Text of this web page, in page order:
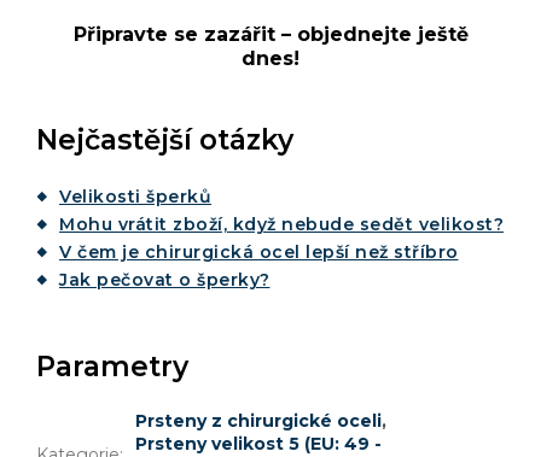
Připravte se zazářit – objednejte ještě
dnes!
Nejčastější otázky
Velikosti šperků
Mohu vrátit zboží, když nebude sedět velikost?
V čem je chirurgická ocel lepší než stříbro
Jak pečovat o šperky?
Parametry
Prsteny z chirurgické oceli,
Prsteny velikost 5 (EU: 49 -